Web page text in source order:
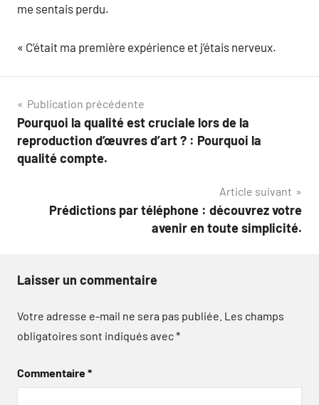
me sentais perdu.
« C’était ma première expérience et j’étais nerveux.
Navigation
de
l’article
Publication précédente
Pourquoi la qualité est cruciale lors de la
reproduction d’œuvres d’art ? : Pourquoi la
qualité compte.
Article suivant
Prédictions par téléphone : découvrez votre
avenir en toute simplicité.
Laisser un commentaire
Votre adresse e-mail ne sera pas publiée. Les champs
obligatoires sont indiqués avec*
Commentaire*